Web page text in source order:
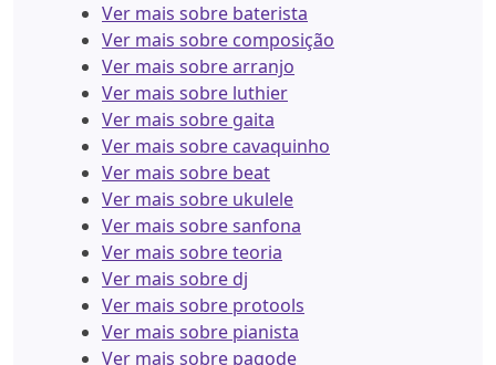
Ver mais sobre baterista
Ver mais sobre composição
Ver mais sobre arranjo
Ver mais sobre luthier
Ver mais sobre gaita
Ver mais sobre cavaquinho
Ver mais sobre beat
Ver mais sobre ukulele
Ver mais sobre sanfona
Ver mais sobre teoria
Ver mais sobre dj
Ver mais sobre protools
Ver mais sobre pianista
Ver mais sobre pagode